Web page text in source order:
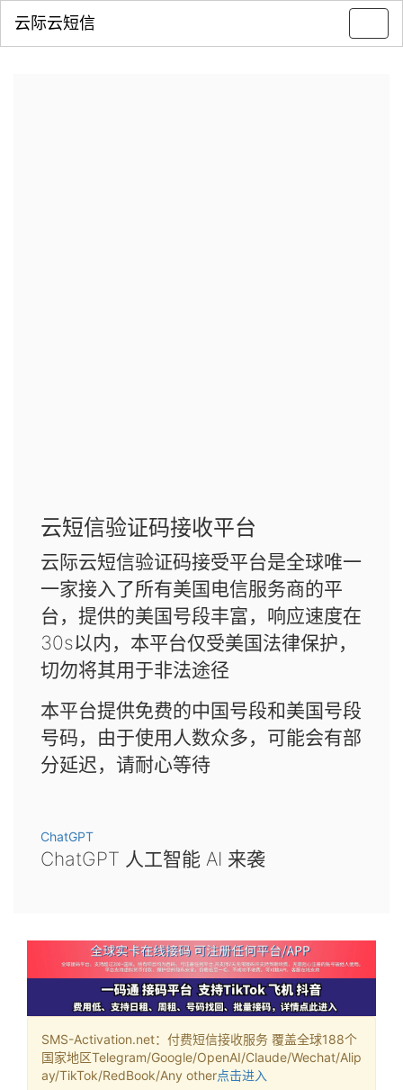
云际云短信
云短信验证码接收平台
云际云短信验证码接受平台是全球唯一
一家接入了所有美国电信服务商的平
台，提供的美国号段丰富，响应速度在
30s以内，本平台仅受美国法律保护，
切勿将其用于非法途径
本平台提供免费的中国号段和美国号段
号码，由于使用人数众多，可能会有部
分延迟，请耐心等待
ChatGPT
ChatGPT 人工智能 AI 来袭
SMS-Activation.net：付费短信接收服务 覆盖全球188个
国家地区Telegram/Google/OpenAI/Claude/Wechat/Alip
ay/TikTok/RedBook/Any other点击进入